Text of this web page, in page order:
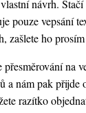
návrh.
pouze vepsání
zašlete ho
přesměrování na
a nám pak přijde
razítko